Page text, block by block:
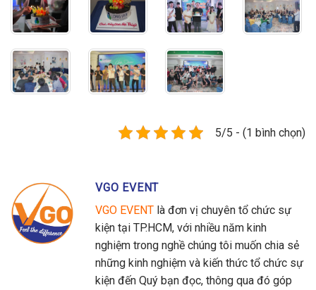
5/5 - (1 bình chọn)
VGO EVENT
VGO EVENT là đơn vị chuyên tổ chức sự
kiện tại TP.HCM, với nhiều năm kinh
nghiệm trong nghề chúng tôi muốn chia sẻ
những kinh nghiệm và kiến thức tổ chức sự
kiện đến Quý bạn đọc, thông qua đó góp